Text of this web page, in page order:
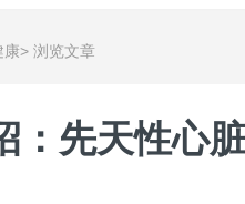
康> 浏览文章
：先天性心